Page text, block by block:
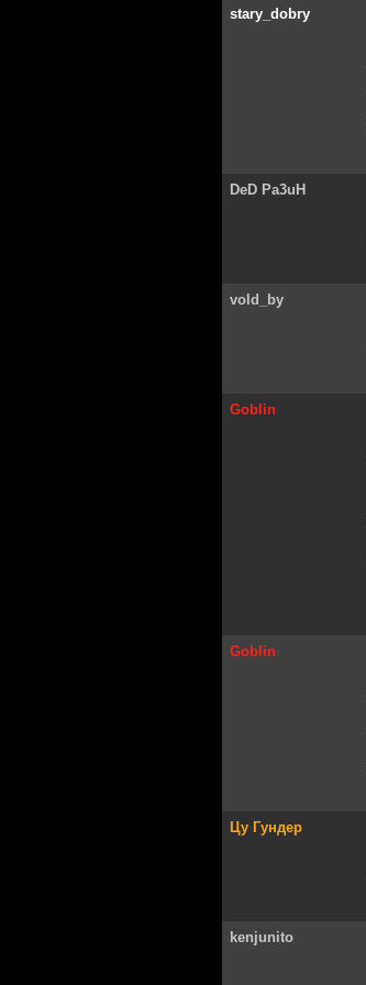
stary_dobry
DeD Pa3uH
vold_by
Goblin
Goblin
Цу Гундер
kenjunito